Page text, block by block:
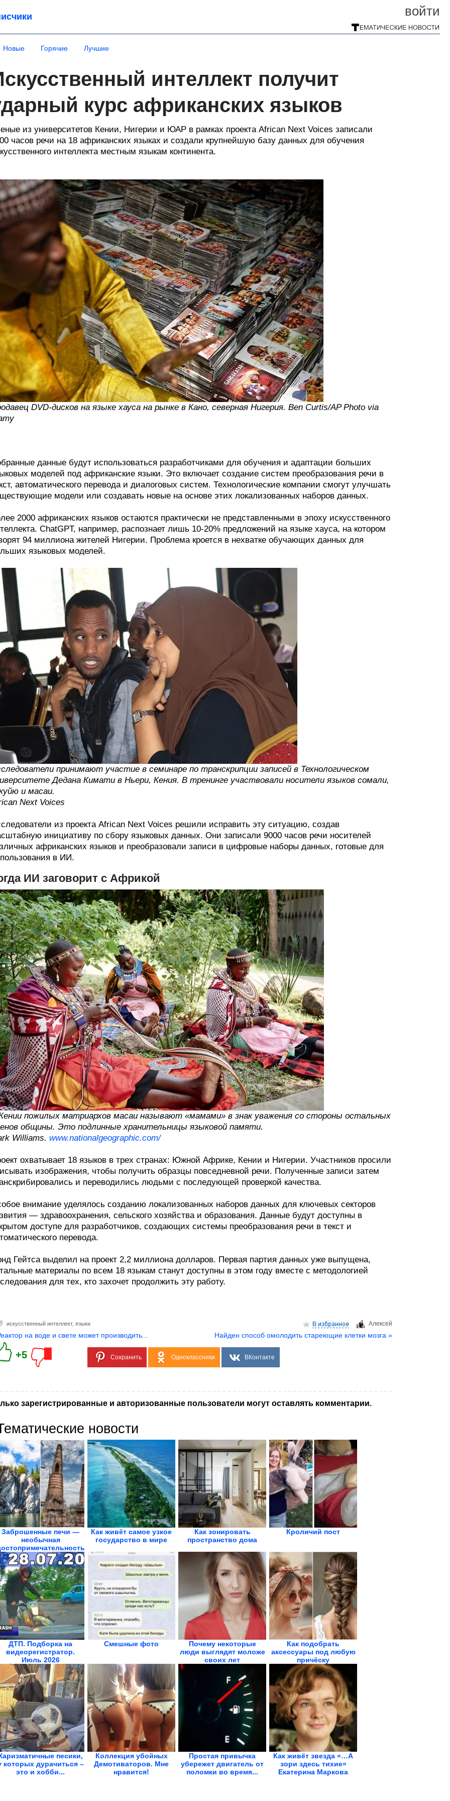
войти
Новые Горячие Лучшие
интеллект получит
курс африканских языков
из университетов Кении, Нигерии и ЮАР в рамках проекта African Next Voices записали
часов речи на 18 африканских языках и создали крупнейшую базу данных для обучения
интеллекта местным языкам континента.
DVD-дисков на языке хауса на рынке в Кано, северная Нигерия. Ben Curtis/AP Photo via
данные будут использоваться разработчиками для обучения и адаптации больших
моделей под африканские языки. Это включает создание систем преобразования речи в
автоматического перевода и диалоговых систем. Технологические компании смогут улучшать
модели или создавать новые на основе этих локализованных наборов данных.
2000 африканских языков остаются практически не представленными в эпоху искусственного
ChatGPT, например, распознает лишь 10-20% предложений на языке хауса, на котором
94 миллиона жителей Нигерии. Проблема кроется в нехватке обучающих данных для
языковых моделей.
принимают участие в семинаре по транскрипции записей в Технологическом
Дедана Кимати в Ньери, Кения. В тренинге участвовали носители языков сомали,
и масаи.
Next Voices
из проекта African Next Voices решили исправить эту ситуацию, создав
инициативу по сбору языковых данных. Они записали 9000 часов речи носителей
африканских языков и преобразовали записи в цифровые наборы данных, готовые для
в ИИ.
ИИ заговорит с Африкой
пожилых матриархов масаи называют «мамами» в знак уважения со стороны остальных
общины. Это подлинные хранительницы языковой памяти.
Williams. www.nationalgeographic.com/
охватывает 18 языков в трех странах: Южной Африке, Кении и Нигерии. Участников просили
изображения, чтобы получить образцы повседневной речи. Полученные записи затем
и переводились людьми с последующей проверкой качества.
внимание уделялось созданию локализованных наборов данных для ключевых секторов
— здравоохранения, сельского хозяйства и образования. Данные будут доступны в
доступе для разработчиков, создающих системы преобразования речи в текст и
перевода.
Гейтса выделил на проект 2,2 миллиона долларов. Первая партия данных уже выпущена,
материалы по всем 18 языкам станут доступны в этом году вместе с методологией
для тех, кто захочет продолжить эту работу.
Aлексей
искусственный интеллект, языки
на воде и свете может производить... Найден способ омолодить стареющие клетки мозга »
+5 Сохранить Одноклассники ВКонтакте
зарегистрированные и авторизованные пользователи могут оставлять комментарии.
новости
Заброшенные печи —
необычная
Карелии
Как живёт самое узкое
государство в мире
Как зонировать
пространство дома
Кроличий пост
ДТП. Подборка на
видеорегистратор.
Июль 2026
Смешные фото
Почему некоторые
люди выглядят моложе
своих лет
Как подобрать
аксессуары под любую
причёску
песики,
которых дурачиться –
это и хобби...
Коллекция убойных
Демотиваторов. Мне
нравится!
Простая привычка
убережет двигатель от
поломки во время...
Как живёт звезда «…А
зори здесь тихие»
Екатерина Маркова